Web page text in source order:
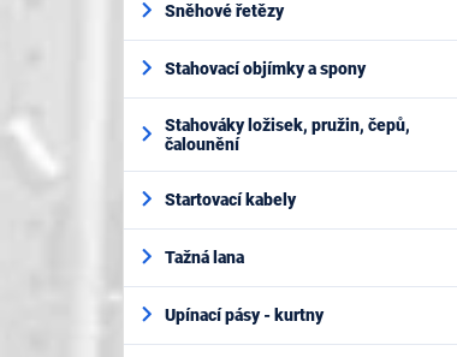
Sněhové řetězy
Stahovací objímky a spony
Stahováky ložisek, pružin, čepů,
čalounění
Startovací kabely
Tažná lana
Upínací pásy - kurtny